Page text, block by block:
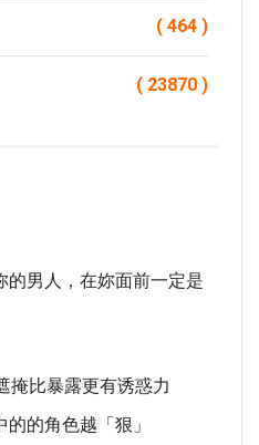
( 464 )
( 23870 )
的男人，在妳面前一定是
掩比暴露更有诱惑力
的角色越「狠」